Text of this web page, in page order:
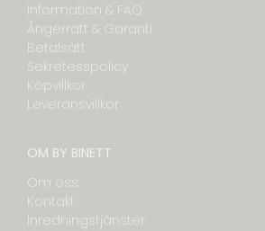
Information & FAQ
Ångerrätt & Garanti
Betalsätt
Sekretesspolicy
Köpvillkor
Leveransvillkor
OM BY BINETT
Om oss
Kontakt
Inredningstjänster